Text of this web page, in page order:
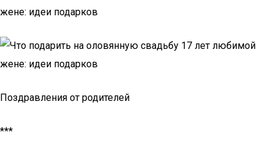
жене: идеи подарков
Поздравления от родителей
***